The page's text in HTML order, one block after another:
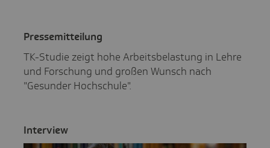
Pres­se­mit­tei­lung
TK-Studie zeigt hohe Arbeitsbelastung in Lehre
und Forschung und großen Wunsch nach
"Gesunder Hochschule".
Inter­view